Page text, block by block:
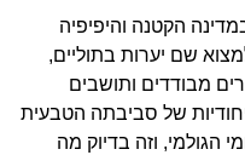
הקטנה והיפיפיה
שם יערות בתוליים,
מבודדים ותושבים
של סביבתה הטבעית
הגולמי, וזה בדיוק מה